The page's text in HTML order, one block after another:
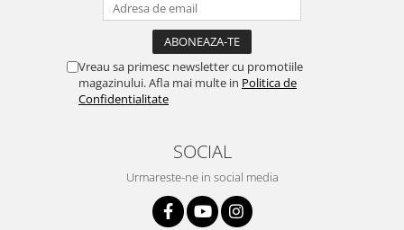
Vreau sa primesc newsletter cu promotiile
magazinului. Afla mai multe in Politica de
Confidentialitate
SOCIAL
Urmareste-ne in social media